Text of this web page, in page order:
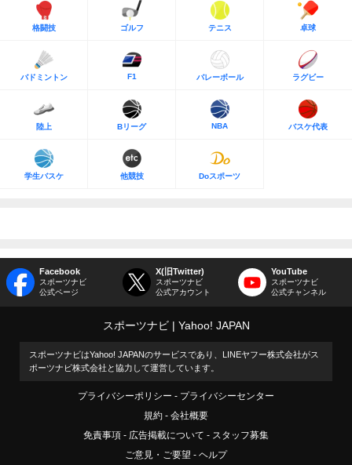
格闘技 ゴルフ テニス 卓球
バドミントン F1 バレーボール ラグビー
陸上 Bリーグ NBA バスケ代表
学生バスケ 他競技 Doスポーツ
Facebook
スポーツナビ
公式ページ
X(旧Twitter)
スポーツナビ
公式アカウント
YouTube
スポーツナビ
公式チャンネル
スポーツナビ Yahoo! JAPAN
スポーツナビはYahoo! JAPANのサービスであり、LINEヤフー株式会社がス
ポーツナビ株式会社と協力して運営しています。
プライバシーポリシー
プライバシーセンター
規約
会社概要
免責事項
広告掲載について
スタッフ募集
ご意見・ご要望
ヘルプ